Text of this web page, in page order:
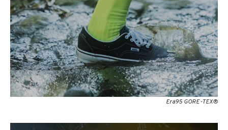
Era95 GORE-TEX®